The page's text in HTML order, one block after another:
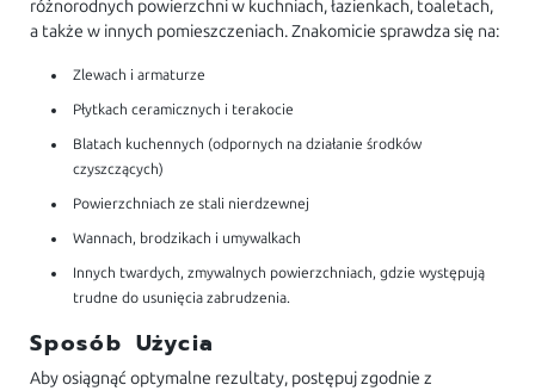
różnorodnych powierzchni w kuchniach, łazienkach, toaletach,
a także w innych pomieszczeniach. Znakomicie sprawdza się na:
Zlewach i armaturze
Płytkach ceramicznych i terakocie
Blatach kuchennych (odpornych na działanie środków
czyszczących)
Powierzchniach ze stali nierdzewnej
Wannach, brodzikach i umywalkach
Innych twardych, zmywalnych powierzchniach, gdzie występują
trudne do usunięcia zabrudzenia.
Sposób Użycia
Aby osiągnąć optymalne rezultaty, postępuj zgodnie z